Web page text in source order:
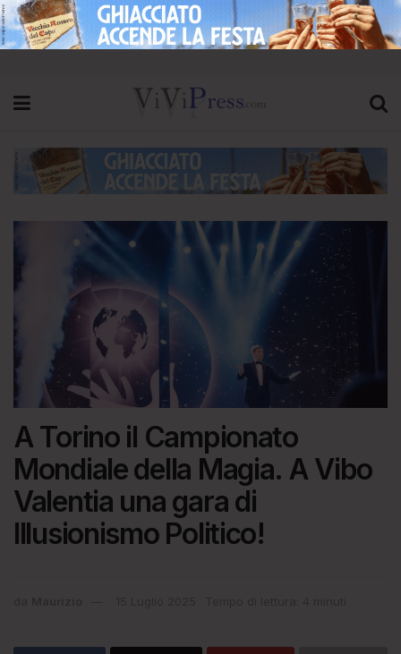
A Torino il Campionato
Mondiale della Magia. A Vibo
Valentia una gara di
Illusionismo Politico!